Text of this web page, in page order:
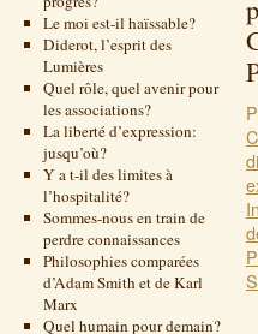
Le moi est-il haïssable?
Diderot, l’esprit des
Lumières
Quel rôle, quel avenir pour
les associations?
La liberté d’expression:
jusqu’où?
Y a t-il des limites à
l’hospitalité?
Sommes-nous en train de
perdre connaissances
Philosophies comparées
d’Adam Smith et de Karl
Marx
Quel humain pour demain?